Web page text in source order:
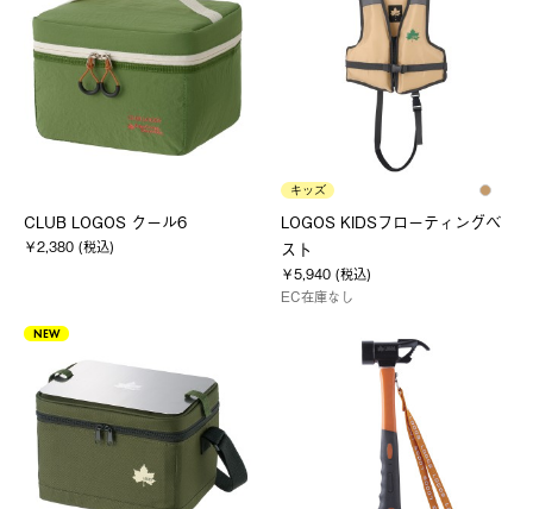
CLUB LOGOS クール6
￥2,380 (税込)
キッズ
LOGOS KIDSフローティングベ
スト
￥5,940 (税込)
EC在庫なし
NEW